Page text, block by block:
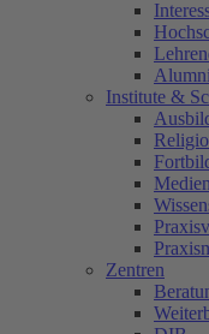
Institute &
Zentren